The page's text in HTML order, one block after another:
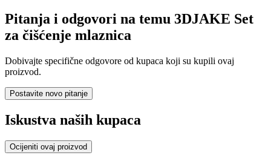
Pitanja i odgovori na temu 3DJAKE Set
za čišćenje mlaznica
Dobivajte specifične odgovore od kupaca koji su kupili ovaj
proizvod.
Postavite novo pitanje
Iskustva naših kupaca
Ocijeniti ovaj proizvod